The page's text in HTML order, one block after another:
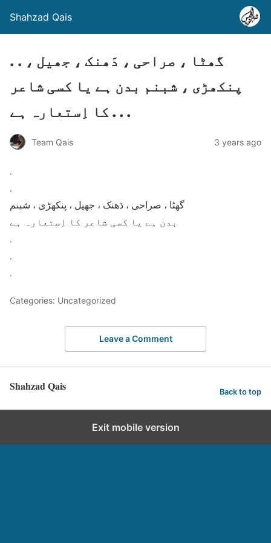
Shahzad Qais
. . گھٹا ، صراحی ، دَھنک ، جھیل ،
پنکھڑی ، شبنم بدن ہے یا کسی شاعر
کا اِستعارہ ہے . . .
Team Qais 3 years ago
.
.
گھٹا ، صراحی ، دَھنک ، جھیل ، پنکھڑی ، شبنم
بدن ہے یا کسی شاعر کا اِستعارہ ہے
.
.
.
Categories: Uncategorized
Leave a Comment
Shahzad Qais Back to top
Exit mobile version